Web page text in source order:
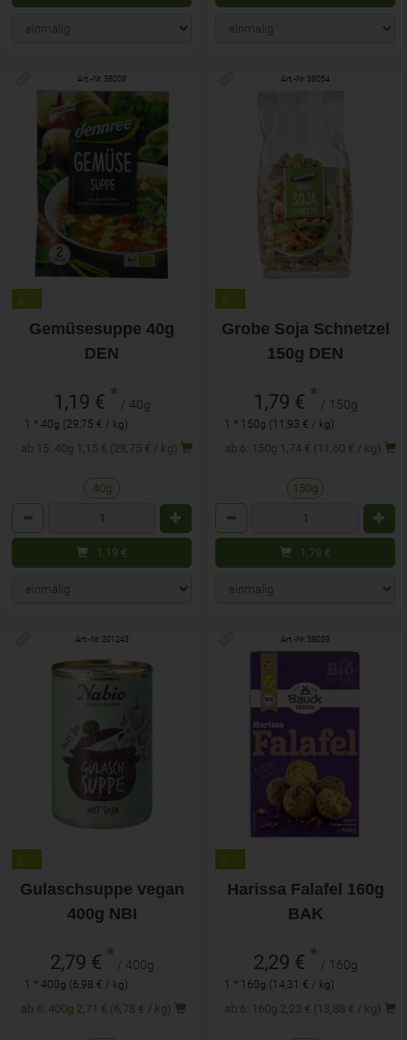
Art.-Nr. 38008
Gemüsesuppe 40g
DEN
1,19 € * / 40g
1 * 40g (29,75 € / kg)
ab 15: 40g 1,15 € (28,75 € / kg)
40g
1,19 €
Art.-Nr. 38054
Grobe Soja Schnetzel
150g DEN
1,79 € * / 150g
1 * 150g (11,93 € / kg)
ab 6: 150g 1,74 € (11,60 € / kg)
150g
1,79 €
Art.-Nr. 201243
Gulaschsuppe vegan
400g NBI
2,79 € * / 400g
1 * 400g (6,98 € / kg)
ab 6: 400g 2,71 € (6,78 € / kg)
Art.-Nr. 38039
Harissa Falafel 160g
BAK
2,29 € * / 160g
1 * 160g (14,31 € / kg)
ab 6: 160g 2,22 € (13,88 € / kg)